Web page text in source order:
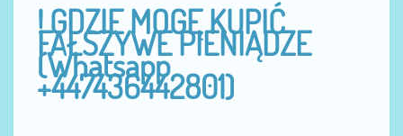
! GDZIE MOGĘ KUPIĆ
FAŁSZYWE PIENIĄDZE
(Whatsapp
+447436442801)